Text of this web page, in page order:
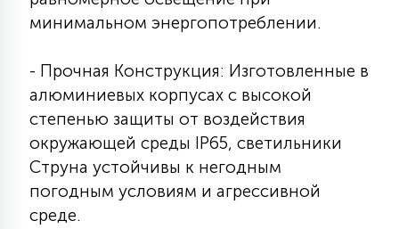
УПРАВЛЕНИЕ СВЕТОМ
КОМПЛЕКТУЮЩИЕ
СТЕКЛЯННЫЕ
минимальном энергопотреблении.
- Прочная Конструкция: Изготовленные в
алюминиевых корпусах с высокой
степенью защиты от воздействия
окружающей среды IP65, светильники
Струна устойчивы к негодным
погодным условиям и агрессивной
среде.